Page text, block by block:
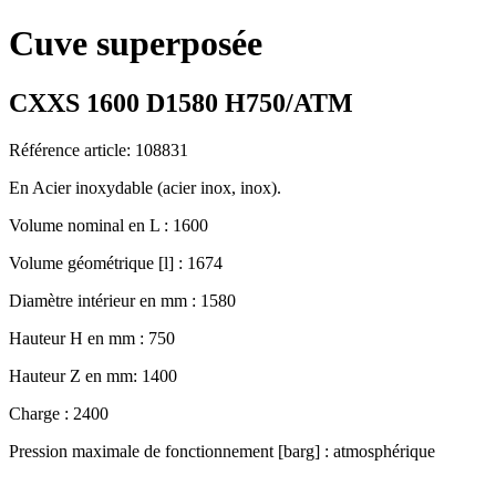
Cuve superposée
CXXS 1600 D1580 H750/ATM
Référence article: 108831
En Acier inoxydable (acier inox, inox).
Volume nominal en L : 1600
Volume géométrique [l] : 1674
Diamètre intérieur en mm : 1580
Hauteur H en mm : 750
Hauteur Z en mm: 1400
Charge : 2400
Pression maximale de fonctionnement [barg] : atmosphérique